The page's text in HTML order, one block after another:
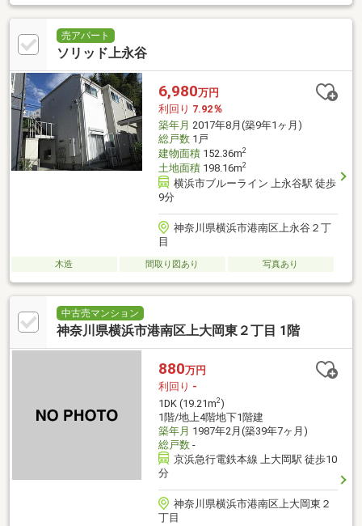
売アパート
ソリッド上永谷
6,980万円
利回り 7.92％
築年月 2017年8月(築9年1ヶ月)
総戸数1戸
建物面積152.36m2
土地面積198.16m2
横浜市ブルーライン 上永谷駅 徒歩
9分
神奈川県横浜市港南区上永谷２丁
目
木造 間取り図あり 写真あり
中古売マンション
神奈川県横浜市港南区上大岡東２丁目 1階
880万円
利回り -
1DK (19.21m2)
1階/地上4階地下1階建
築年月 1987年2月(築39年7ヶ月)
総戸数-
京浜急行電鉄本線 上大岡駅 徒歩10
分
神奈川県横浜市港南区上大岡東２
丁目